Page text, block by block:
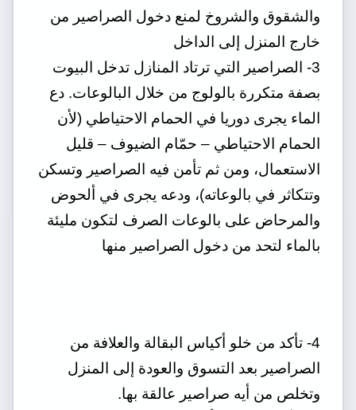
والشقوق والشروخ لمنع دخول الصراصير من
خارج المنزل إلى الداخل
3- الصراصير التي ترتاد المنازل تدخل البيوت
بصفة متكررة بالولوج من خلال البالوعات. دع
الماء يجرى دوريا في الحمام الاحتياطي (لأن
الحمام الاحتياطي – حمّام الضيوف – قليل
الاستعمال، ومن ثم تأمن فيه الصراصير وتسكن
وتتكاثر في بالوعاته)، ودعه يجرى في ألحوض
والمرحاض على بالوعات الصرف لتكون مليئة
بالماء لتحد من دخول الصراصير منها
4- تأكد من خلو أكياس البقالة والعلافة من
الصراصير بعد التسوق والعودة إلى المنزل
وتخلص من أيه صراصير عالقة بها.